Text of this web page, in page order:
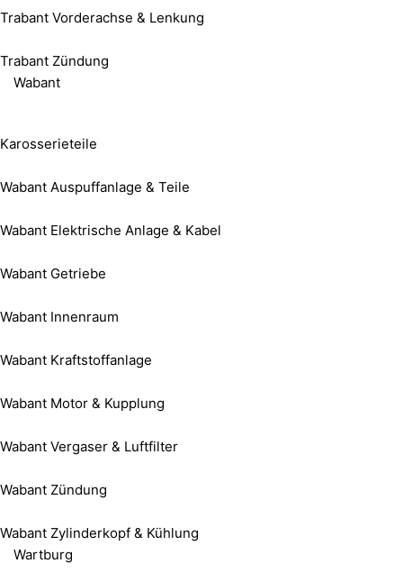
Trabant Vorderachse & Lenkung
Trabant Zündung
Wabant
Karosserieteile
Wabant Auspuffanlage & Teile
Wabant Elektrische Anlage & Kabel
Wabant Getriebe
Wabant Innenraum
Wabant Kraftstoffanlage
Wabant Motor & Kupplung
Wabant Vergaser & Luftfilter
Wabant Zündung
Wabant Zylinderkopf & Kühlung
Wartburg